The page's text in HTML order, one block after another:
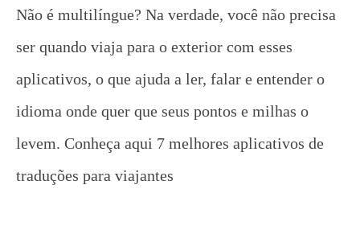
Não é multilíngue? Na verdade, você não precisa
ser quando viaja para o exterior com esses
aplicativos, o que ajuda a ler, falar e entender o
idioma onde quer que seus pontos e milhas o
levem. Conheça aqui 7 melhores aplicativos de
traduções para viajantes